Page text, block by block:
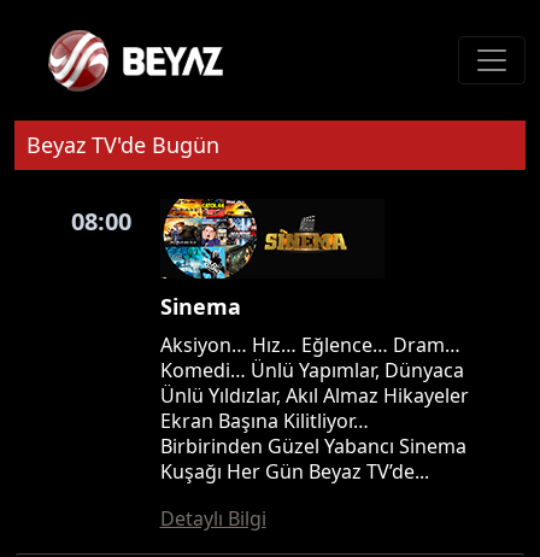
Beyaz TV'de Bugün
08:00
Sinema
Aksiyon… Hız… Eğlence… Dram…
Komedi… Ünlü Yapımlar, Dünyaca
Ünlü Yıldızlar, Akıl Almaz Hikayeler
Ekran Başına Kilitliyor…
Birbirinden Güzel Yabancı Sinema
Kuşağı Her Gün Beyaz TV’de...
Detaylı Bilgi